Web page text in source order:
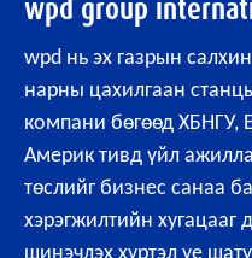
wpd group
wpd нь эх газрын
нарны цахилгаан
компани бөгөөд
Америк тивд үйл
төслийг бизнес санаа
хэрэгжилтийн хугацааг